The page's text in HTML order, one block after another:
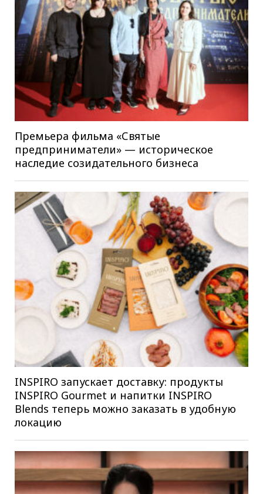
Премьера фильма «Святые
предприниматели» — историческое
наследие созидательного бизнеса
INSPIRO запускает доставку: продукты
INSPIRO Gourmet и напитки INSPIRO
Blends теперь можно заказать в удобную
локацию